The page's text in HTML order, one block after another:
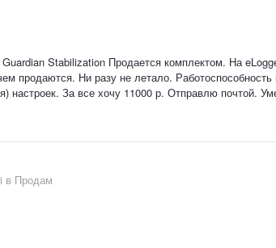
Stabilization Продается комплектом. На
продаются. Ни разу не летало. Работоспособность
настроек. За все хочу 11000 р. Отправлю почтой.
в Продам